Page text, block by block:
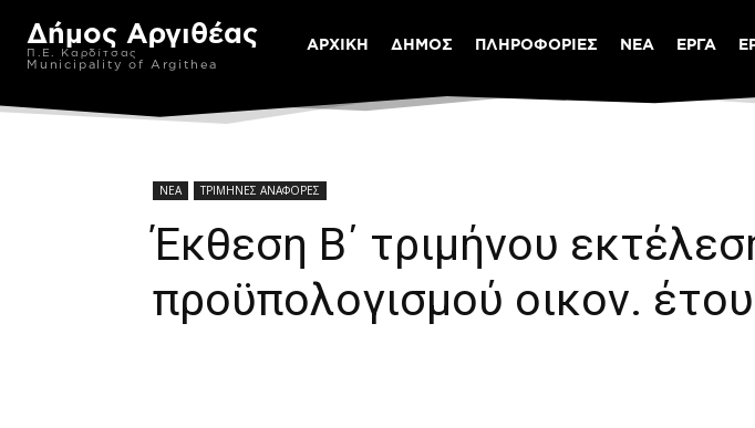
Δήμος Αργιθέας
Π.Ε. Καρδίτσας
Municipality of Argithea
ΑΡΧΙΚΗ ΔΗΜΟΣ ΠΛΗΡΟΦΟΡΙΕΣ ΝΕΑ ΕΡΓΑ
ΝΕΑ ΤΡΙΜΗΝΕΣ ΑΝΑΦΟΡΕΣ
Έκθεση Β΄ τριμήνου
προϋπολογισμού οικον.